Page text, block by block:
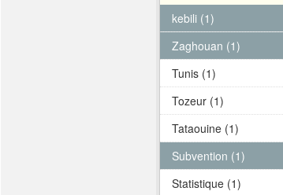
kebili (1)
Zaghouan (1)
Tunis (1)
Tozeur (1)
Tataouine (1)
Subvention (1)
Statistique (1)